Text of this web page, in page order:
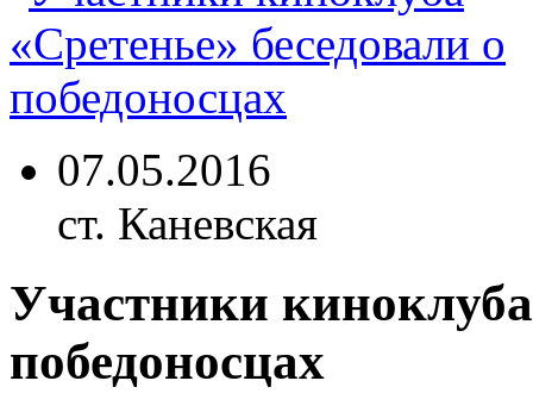
07.05.2016
ст. Каневская
Участники
победоносцах